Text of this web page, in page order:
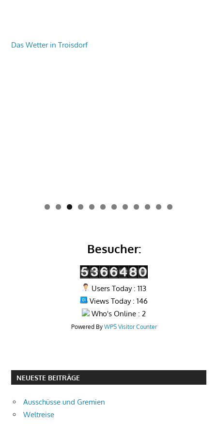
Das Wetter in Troisdorf
0 1 2
Besucher:
Users Today : 113
Views Today : 146
Who's Online : 2
Powered By WPS Visitor Counter
NEUESTE BEITRÄGE
Ausschüsse und Gremien
Weltreise